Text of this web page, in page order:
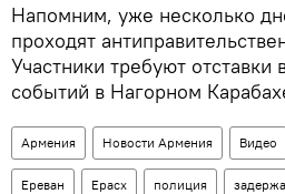
Напомним, уже несколько
проходят
Участники требуют отставки
событий в Нагорном
Армения Новости Армения Видео
Ереван Ерасх полиция